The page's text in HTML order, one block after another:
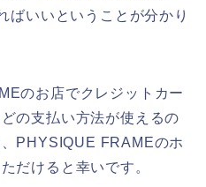
ばいいということが分かり
のお店でクレジットカー
の支払い方法が使えるの
PHYSIQUE FRAMEのホ
だけると幸いです。